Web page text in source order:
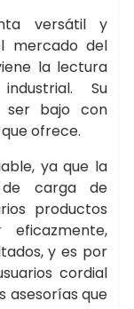
versátil y
mercado del
la lectura
Su
ser bajo con
ofrece.
ya que la
carga de
productos
y es por
cordial
asesorías que